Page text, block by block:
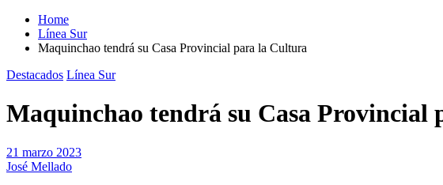
Home
Línea Sur
Maquinchao tendrá su Casa Provincial para la Cultura
Destacados Línea Sur
Maquinchao tendrá su Casa Provincial
21 marzo 2023
José Mellado